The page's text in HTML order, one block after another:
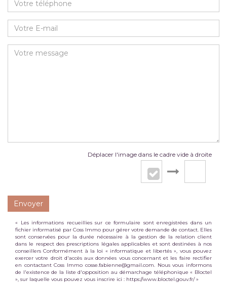
Déplacer l'image dans le cadre vide à droite
Envoyer
« Les informations recueillies sur ce formulaire sont enregistrées dans un
fichier informatisé par Coss Immo pour gérer votre demande de contact. Elles
sont conservées pour la durée nécessaire à la gestion de la relation client
dans le respect des prescriptions légales applicables et sont destinées à nos
conseillers Conformément à la loi « informatique et libertés », vous pouvez
exercer votre droit d'accès aux données vous concernant et les faire rectifier
en contactant Coss Immo cosse.fabienne@gmail.com. Nous vous informons
de l'existence de la liste d'opposition au démarchage téléphonique « Bloctel
», sur laquelle vous pouvez vous inscrire ici : https://www.bloctel.gouv.fr/»